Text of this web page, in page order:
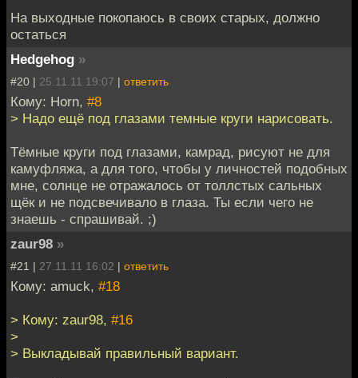
На выходные покопаюсь в своих старых, должно
остаться
Hedgehog »
#20 | 25.11.11 19:07 | ответить
Кому: Horn, #8
> Надо ещё под глазами темные круги нарисовать.
Тёмные круги под глазами, камрад, рисуют не для
камуфляжа, а для того, чтобы у личностей подобных
мне, солнце не отражалось от толлстых сальных
щёк и не подсвечивало в глаза. Ты если чего не
знаешь - спрашивай. ;)
zaur98 »
#21 | 27.11.11 16:02 | ответить
Кому: amuck, #18
> Кому: zaur98, #16
>
> Выкладывай правильный вариант.